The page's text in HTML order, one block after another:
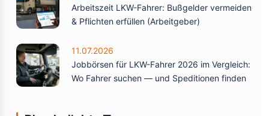
Arbeitszeit LKW-Fahrer: Bußgelder vermeiden
& Pflichten erfüllen (Arbeitgeber)
11.07.2026
Jobbörsen für LKW-Fahrer 2026 im Vergleich:
Wo Fahrer suchen — und Speditionen finden